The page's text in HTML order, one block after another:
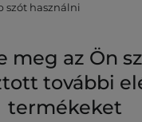
szót használni
meg az Ön
további
termékeket